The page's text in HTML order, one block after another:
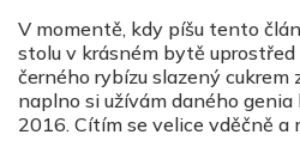
V momentě, kdy píšu tento
stolu v krásném bytě uprostřed
černého rybízu slazený
naplno si užívám daného genia
2016. Cítím se velice vděčně a